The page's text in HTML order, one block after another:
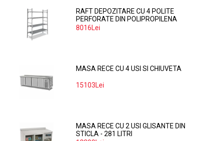
RAFT DEPOZITARE CU 4 POLITE
PERFORATE DIN POLIPROPILENA
374*60 CM
8016Lei
MASA RECE CU 4 USI SI CHIUVETA
15103Lei
MASA RECE CU 2 USI GLISANTE DIN
STICLA - 281 LITRI